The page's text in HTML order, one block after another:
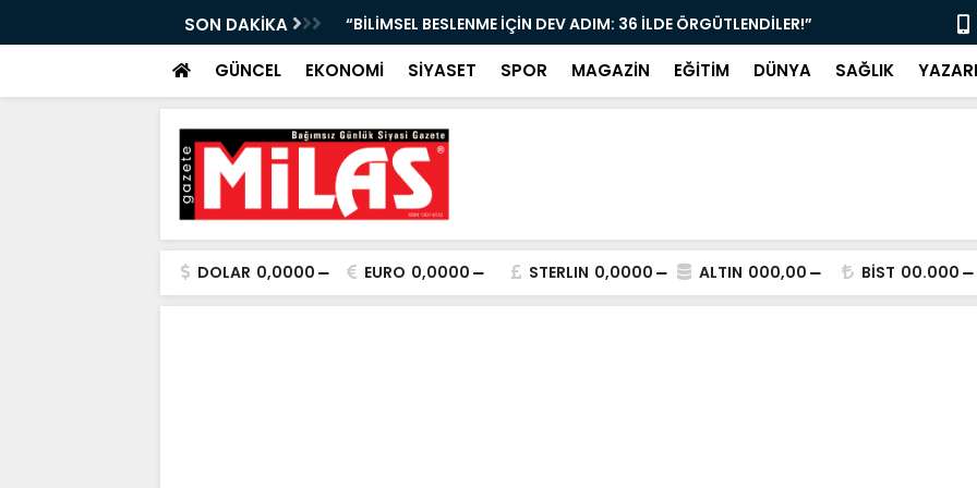
SON DAKİKA “BİLİMSEL BESLENME İÇİN DEV ADIM: 36 İLDE ÖRGÜTLENDİLER!”
GÜNCEL EKONOMİ SİYASET SPOR MAGAZİN EĞİTİM DÜNYA SAĞLIK
DOLAR 0,0000 EURO 0,0000 STERLIN 0,0000 ALTIN 000,00 BİST 00.000